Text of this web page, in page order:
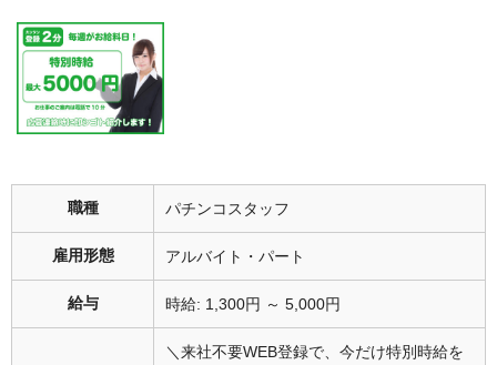
職種 パチンコスタッフ
雇用形態 アルバイト・パート
給与 時給: 1,300円 ～ 5,000円
＼来社不要WEB登録で、今だけ特別時給を